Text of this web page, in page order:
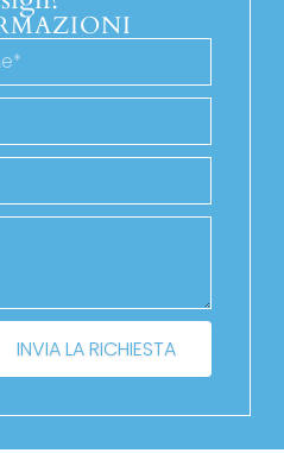
INVIA LA RICHIESTA